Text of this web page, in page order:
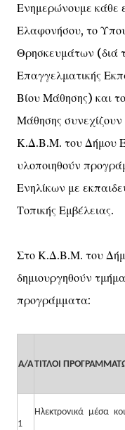
Ενημερώνουμε κάθε
Ελαφονήσου, το
Θρησκευμάτων (διά
Επαγγελματικής
Βίου Μάθησης) και
Μάθησης συνεχίζουν
Κ.Δ.Β.Μ. του Δήμου
υλοποιηθούν
Ενηλίκων με
Τοπικής Εμβέλειας.
Στο Κ.Δ.Β.Μ. του
δημιουργηθούν
προγράμματα:
Α/ΑΤΙΤΛΟΙ
1
Ηλεκτρονικά μέσα